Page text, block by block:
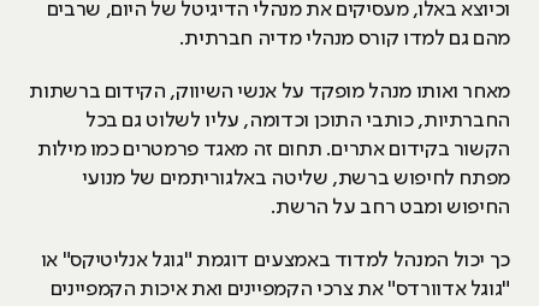
וכיוצא באלו, מעסיקים את מנהלי הדיגיטל של היום, שרבים
מהם גם למדו קורס מנהלי מדיה חברתית.
מאחר ואותו מנהל מופקד על אנשי השיווק, הקידום ברשתות
החברתיות, כותבי התוכן וכדומה, עליו לשלוט גם בכל
הקשור בקידום אתרים. תחום זה מאגד פרמטרים כמו מילות
מפתח לחיפוש ברשת, שליטה באלגוריתמים של מנועי
החיפוש ומבט רחב על הרשת.
כך יכול המנהל למדוד באמצעים דוגמת "גוגל אנליטיקס" או
"גוגל אדוורדס" את צרכי הקמפיינים ואת איכות הקמפיינים